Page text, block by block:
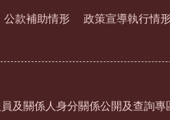
公款補助情形 政策宣導執行情形
及關係人身分關係公開及查詢專